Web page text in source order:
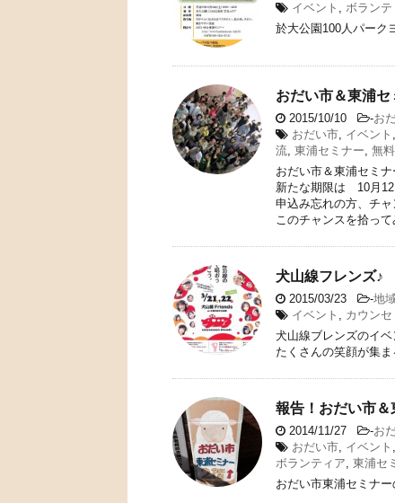
イベント , ボランテ
於大公園100人パーク
おだい市＆東浦
2015/10/10 -お
おだい市, イベント ,
流, 東浦セミナー, 無料
おだい市＆東浦セミ
新たな期限は 10月
申込み忘れの方、チャ
このチャンスを拾って
犬山線フレンズ♪
2015/03/23 -地
イベント , カウン
犬山線ブレンズのイベ
たくさんの笑顔が集ま
報告！おだい市＆
2014/11/27 -お
おだい市, イベント ,
ボランティア, 東浦セ
おだい市東浦セミナー